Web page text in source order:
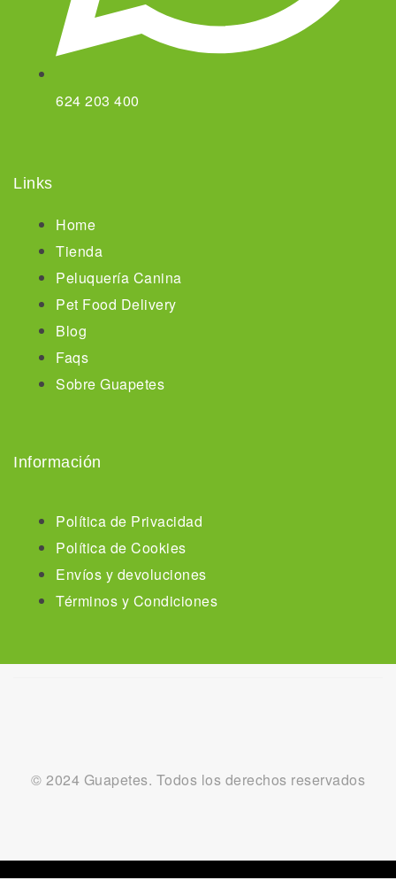
624 203 400
Links
Home
Tienda
Peluquería Canina
Pet Food Delivery
Blog
Faqs
Sobre Guapetes
Información
Política de Privacidad
Política de Cookies
Envíos y devoluciones
Términos y Condiciones
© 2024 Guapetes. Todos los derechos reservados